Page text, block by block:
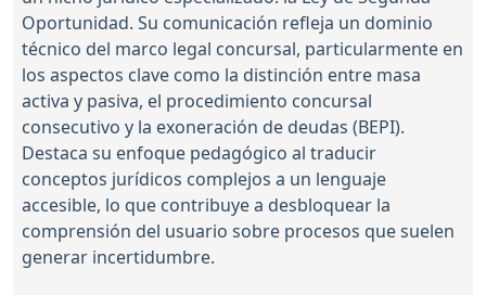
Oportunidad. Su comunicación refleja un dominio
técnico del marco legal concursal, particularmente en
los aspectos clave como la distinción entre masa
activa y pasiva, el procedimiento concursal
consecutivo y la exoneración de deudas (BEPI).
Destaca su enfoque pedagógico al traducir
conceptos jurídicos complejos a un lenguaje
accesible, lo que contribuye a desbloquear la
comprensión del usuario sobre procesos que suelen
generar incertidumbre.